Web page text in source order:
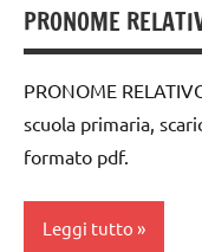
analisi
grammaticale
Montessori
classe
1a
classe
2a
PRONOME
PRONOME
scuola primaria,
formato pdf.
Leggi tutto